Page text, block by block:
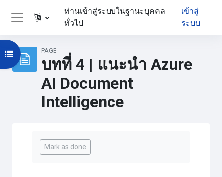
ข้ามไปที่เนื้อหาหลัก
Side panel
ท่านเข้าสู่ระบบในฐานะบุคคล
ทั่วไป
เข้าสู่
ระบบ
PAGE
บทที่ 4 | แนะนำ Azure
AI Document
Intelligence
Open course index
Mark as done